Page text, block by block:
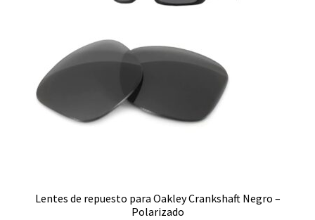
Lentes de repuesto para Oakley Crankshaft Negro –
Polarizado